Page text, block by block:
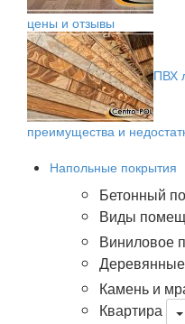
цены и отзывы
ПВХ
преимущества и
Напольные покрытия
Бетонный
Виды
Виниловое
Камень и
Квартира